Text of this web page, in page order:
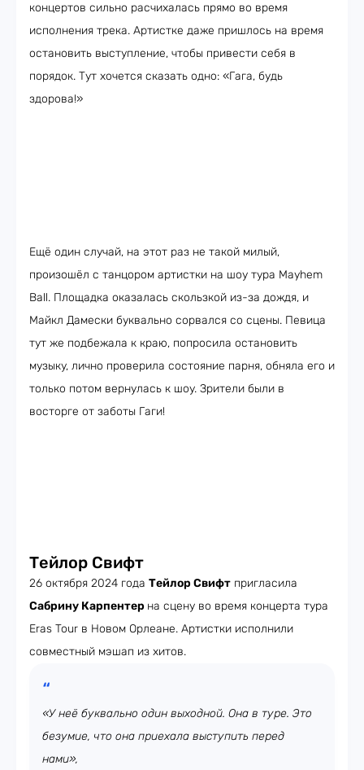
концертов сильно расчихалась прямо во время
исполнения трека. Артистке даже пришлось на время
остановить выступление, чтобы привести себя в
порядок. Тут хочется сказать одно: «Гага, будь
здорова!»
Ещё один случай, на этот раз не такой милый,
произошёл с танцором артистки на шоу тура Mayhem
Ball. Площадка оказалась скользкой из-за дождя, и
Майкл Дамески буквально сорвался со сцены. Певица
тут же подбежала к краю, попросила остановить
музыку, лично проверила состояние парня, обняла его и
только потом вернулась к шоу. Зрители были в
восторге от заботы Гаги!
Тейлор Свифт
26 октября 2024 года Тейлор Свифт пригласила
Сабрину Карпентер на сцену во время концерта тура
Eras Tour в Новом Орлеане. Артистки исполнили
совместный мэшап из хитов.
«У неё буквально один выходной. Она в туре. Это
безумие, что она приехала выступить перед
нами»,